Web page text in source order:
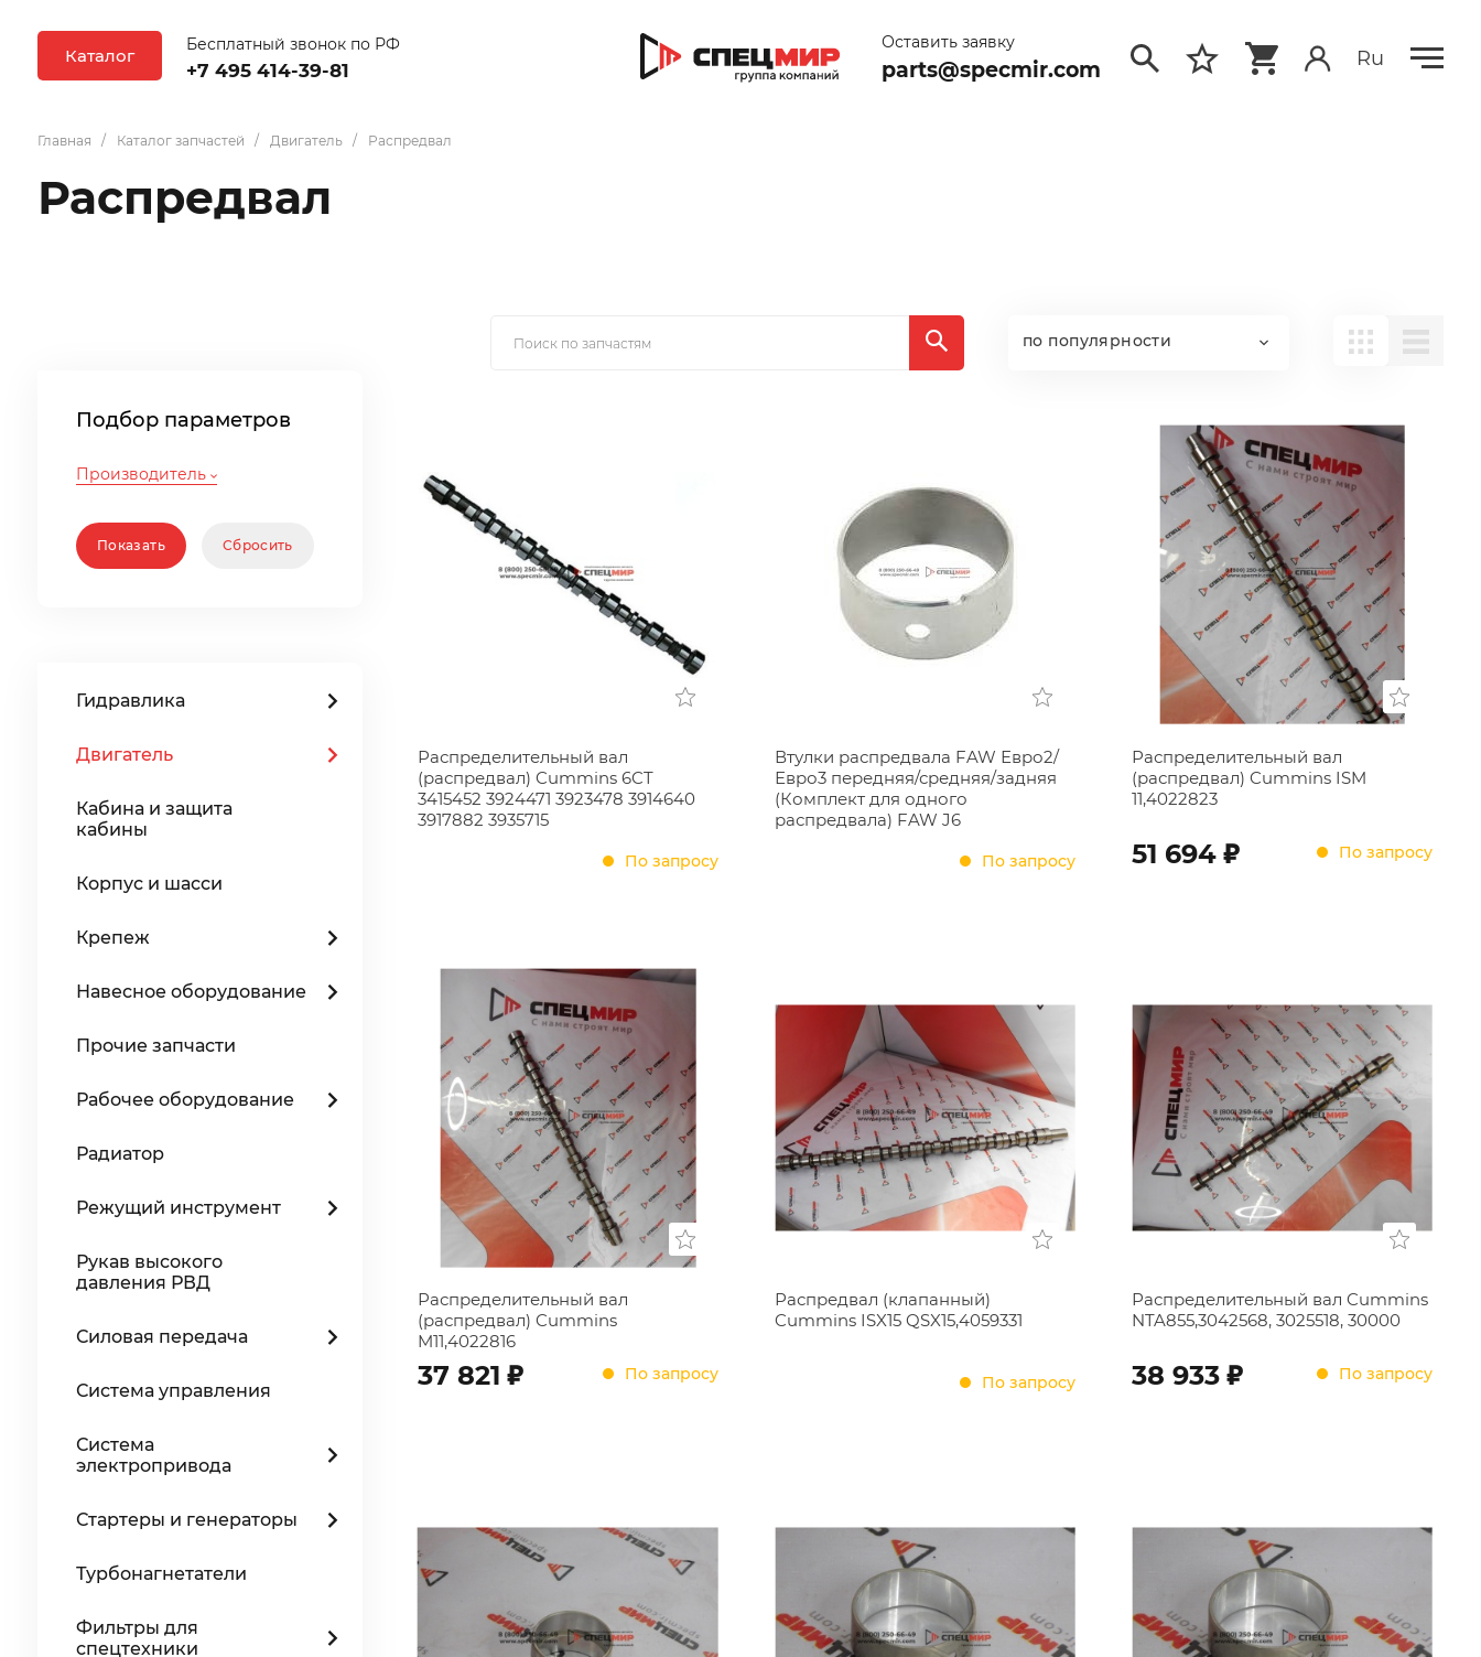
Каталог
Бесплатный звонок по РФ
+7 495 414-39-81
Оставить заявку
parts@specmir.com Ru
Главная Каталог запчастей Двигатель Распредвал
Распредвал
по популярности
Подбор параметров
Производитель
Гидравлика
Двигатель
Кабина и защита
кабины
Корпус и шасси
Крепеж
Навесное оборудование
Прочие запчасти
Рабочее оборудование
Радиатор
Режущий инструмент
Рукав высокого
давления РВД
Силовая передача
Система управления
Система
электропривода
Стартеры и генераторы
Турбонагнетатели
Фильтры для
спецтехники
Распределительный вал
(распредвал) Cummins 6CT
3415452 3924471 3923478 3914640
3917882 3935715
По запросу
Втулки распредвала FAW Евро2/
Евро3 передняя/средняя/задняя
(Комплект для одного
распредвала) FAW J6
По запросу
Распределительный вал
(распредвал) Cummins ISM
11,4022823
51 694 ; По запросу
Распределительный вал
(распредвал) Cummins
M11,4022816
37 821 ; По запросу
Распредвал (клапанный)
Cummins ISX15 QSX15,4059331
По запросу
Распределительный вал Cummins
NTA855,3042568, 3025518, 30000
38 933 ; По запросу